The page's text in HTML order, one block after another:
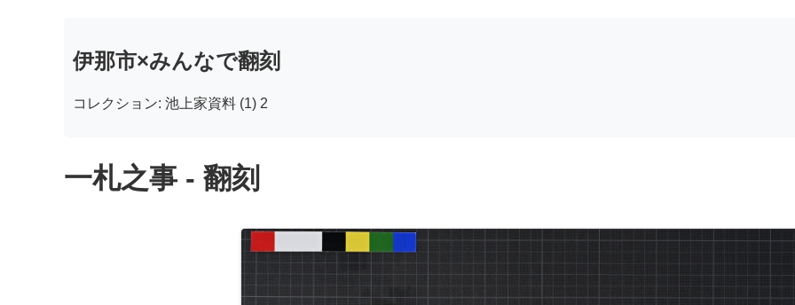
伊那市×みんなで翻刻
コレクション: 池上家資料 (1) 2
一札之事 - 翻刻